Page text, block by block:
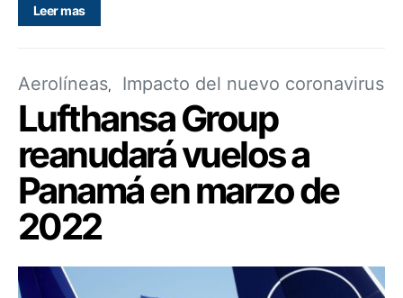
Leer mas
Aerolíneas Impacto del nuevo coronavirus
Lufthansa Group
reanudará vuelos a
Panamá en marzo de
2022